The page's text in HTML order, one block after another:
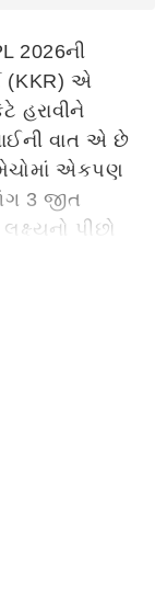
2026ની
(KKR) એ
હરાવીને
વાત એ છે
એકપણ
3 જીત
પીછો